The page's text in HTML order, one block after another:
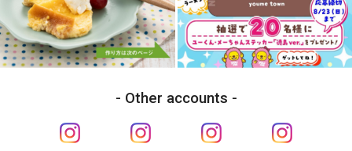
Other accounts